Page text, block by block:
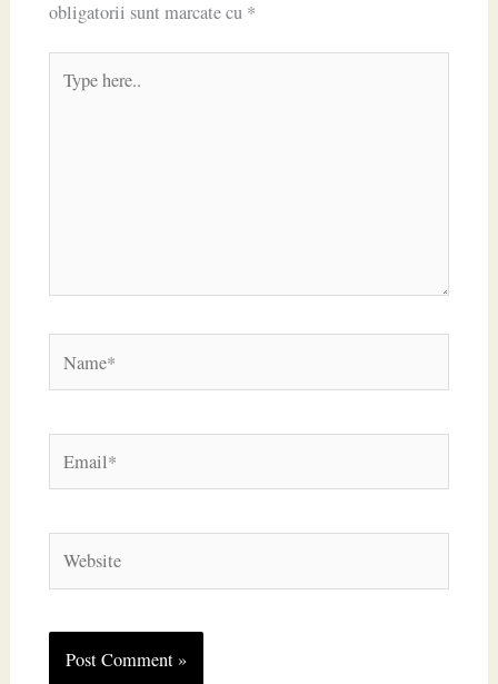
obligatorii sunt marcate cu *
here..